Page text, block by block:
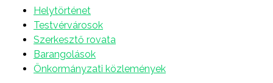
Helytörténet
Testvérvárosok
Szerkesztő rovata
Barangolások
Önkormányzati közlemények